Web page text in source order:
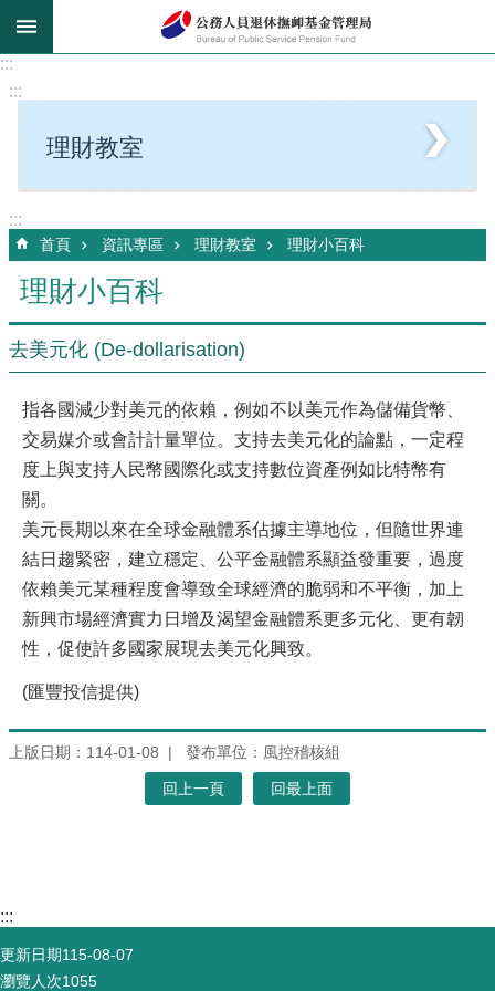
跳到主要內容區塊
:::
:::
理財教室
:::
首頁 資訊專區 理財教室 理財小百科
理財小百科
去美元化 (De-dollarisation)
指各國減少對美元的依賴，例如不以美元作為儲備貨幣、
交易媒介或會計計量單位。支持去美元化的論點，一定程
度上與支持人民幣國際化或支持數位資產例如比特幣有
關。
美元長期以來在全球金融體系佔據主導地位，但隨世界連
結日趨緊密，建立穩定、公平金融體系顯益發重要，過度
依賴美元某種程度會導致全球經濟的脆弱和不平衡，加上
新興市場經濟實力日增及渴望金融體系更多元化、更有韌
性，促使許多國家展現去美元化興致。
(匯豐投信提供)
上版日期：114-01-08 發布單位：風控稽核組
回上一頁 回最上面
:::
更新日期115-08-07
瀏覽人次1055